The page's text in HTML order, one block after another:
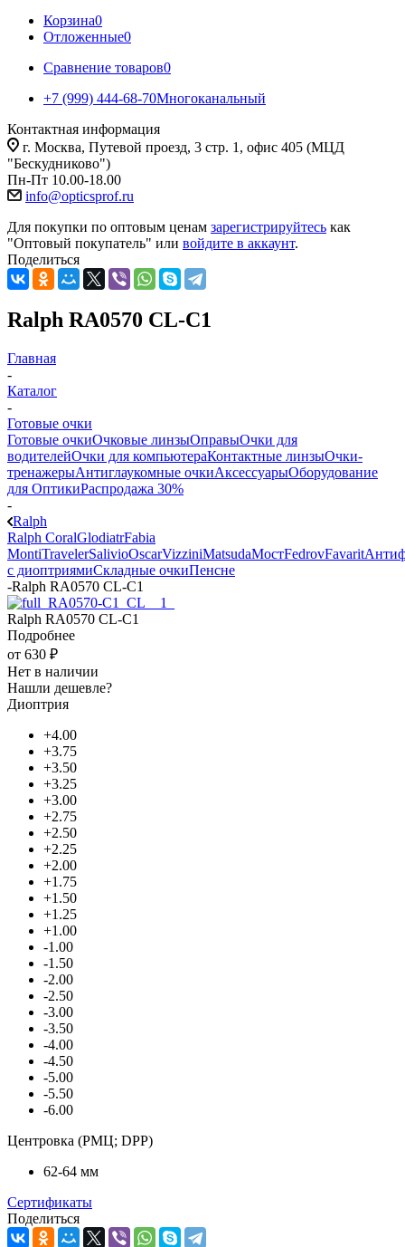
Корзина0
Отложенные0
Сравнение товаров0
+7 (999) 444-68-70Многоканальный
Контактная информация
г. Москва, Путевой проезд, 3 стр. 1, офис 405 (МЦД
"Бескудниково")
Пн-Пт 10.00-18.00
info@opticsprof.ru
Для покупки по оптовым ценам зарегистрируйтесь как
"Оптовый покупатель" или войдите в аккаунт.
Поделиться
Ralph RA0570 CL-C1
Главная
-
Каталог
-
Готовые очки
Готовые очкиОчковые линзыОправыОчки для
водителейОчки для компьютераКонтактные линзыОчки-
тренажерыАнтиглаукомные очкиАксессуарыОборудование
для ОптикиРаспродажа 30%
-
Ralph
Ralph CoralGlodiatrFabia
MontiTravelerSalivioOscarVizziniMatsudaМостFedrovFavarit
с диоптриямиСкладные очкиПенсне
-Ralph RA0570 CL-C1
Ralph RA0570 CL-C1
Подробнее
от 630 ₽
Нет в наличии
Нашли дешевле?
Диоптрия
+4.00
+3.75
+3.50
+3.25
+3.00
+2.75
+2.50
+2.25
+2.00
+1.75
+1.50
+1.25
+1.00
-1.00
-1.50
-2.00
-2.50
-3.00
-3.50
-4.00
-4.50
-5.00
-5.50
-6.00
Центровка (РМЦ; DPP)
62-64 мм
Сертификаты
Поделиться